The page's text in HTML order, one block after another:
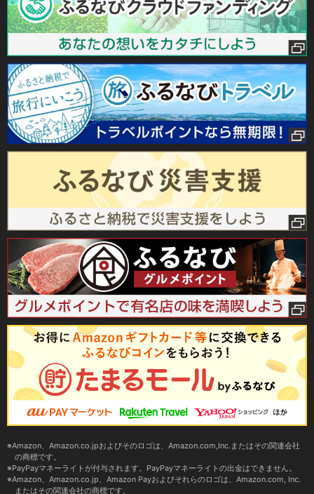
Amazon、Amazon.co.jpおよびそのロゴは、Amazon.com,Inc.またはその関連会社
の商標です。
PayPayマネーライトが付与されます。PayPayマネーライトの出金はできません。
Amazon、Amazon.co.jp、Amazon Payおよびそれらのロゴは、Amazon.com, Inc.
またはその関連会社の商標です。